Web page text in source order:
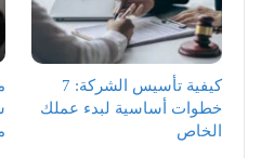
كيفية تأسيس الشركة: 7
خطوات أساسية لبدء عملك
الخاص